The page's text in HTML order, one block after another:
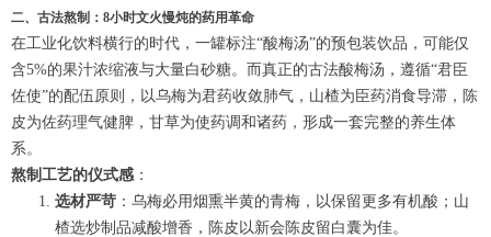
二、古法熬制：8小时文火慢炖的药用革命
在工业化饮料横行的时代，一罐标注“酸梅汤”的预包装饮品，可能仅
含5%的果汁浓缩液与大量白砂糖。而真正的古法酸梅汤，遵循“君臣
佐使”的配伍原则，以乌梅为君药收敛肺气，山楂为臣药消食导滞，陈
皮为佐药理气健脾，甘草为使药调和诸药，形成一套完整的养生体
系。
熬制工艺的仪式感 ：
选材严苛 ：乌梅必用烟熏半黄的青梅，以保留更多有机酸；山
楂选炒制品减酸增香，陈皮以新会陈皮留白囊为佳。